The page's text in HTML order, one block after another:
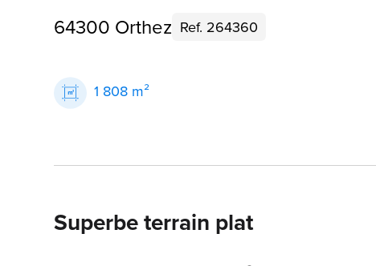
64300 Orthez Ref. 264360
1 808 m²
Superbe terrain plat